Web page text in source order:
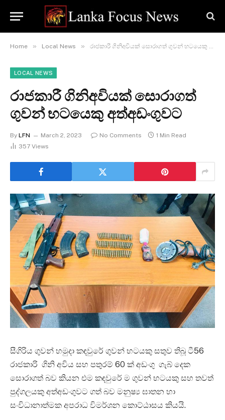
Home » Local News » රාජකාරී ගිනිඅවියක් සොරාගත් ගුවන් භටයෙකු අත්අඩංගුවට
LOCAL NEWS
රාජකාරී ගිනිඅවියක් සොරාගත්
ගුවන් භටයෙකු අත්අඩංගුවට
By LFN March 2, 2023 No Comments
1 Min Read
357 Views
සීගිරිය ගුවන් හමුදා කඳවුරේ ගුවන් භටයකු සතුව තිබූ ටී56
රාජකාරි ගිනි අවිය සහ පතුරම් 60 ක් අඩංගු ගැබ් දෙක
සොරාගත් බව කියන එම කඳවුරේ ම ගුවන් භටයකු සහ තවත්
පුද්ගලයකු අත්අඩංගුවට ගත් බව මනුෂ්‍ය ඝාතන හා
සංවිධානාත්මක අපරාධ විමර්ශන කොට්ඨාසය කියයි.